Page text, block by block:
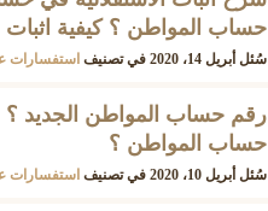
حساب المواطن ؟ كيفية اثبات
سُئل أبريل 14، 2020 في تصنيف استفسارات
رقم حساب المواطن الجديد
حساب المواطن ؟
سُئل أبريل 10، 2020 في تصنيف استفسارات